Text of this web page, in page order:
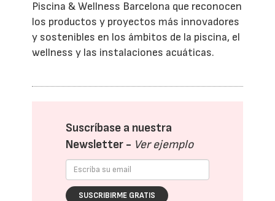
Piscina & Wellness Barcelona que reconocen
los productos y proyectos más innovadores
y sostenibles en los ámbitos de la piscina, el
wellness y las instalaciones acuáticas.
Suscríbase a nuestra
Newsletter - Ver ejemplo
SUSCRIBIRME GRATIS